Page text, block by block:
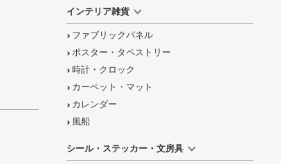
インテリア雑貨
ファブリックパネル
ポスター・タペストリー
時計・クロック
カーペット・マット
カレンダー
風船
シール・ステッカー・文房具